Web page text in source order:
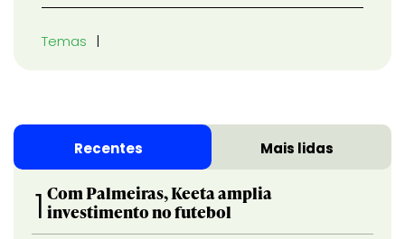
Temas
Recentes Mais lidas
1 Com Palmeiras, Keeta amplia
investimento no futebol